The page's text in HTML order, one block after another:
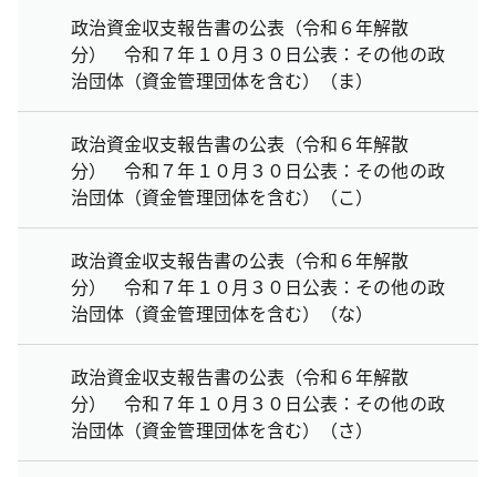
政治資金収支報告書の公表（令和６年解散
分） 令和７年１０月３０日公表：その他の政
治団体（資金管理団体を含む）（ま）
政治資金収支報告書の公表（令和６年解散
分） 令和７年１０月３０日公表：その他の政
治団体（資金管理団体を含む）（こ）
政治資金収支報告書の公表（令和６年解散
分） 令和７年１０月３０日公表：その他の政
治団体（資金管理団体を含む）（な）
政治資金収支報告書の公表（令和６年解散
分） 令和７年１０月３０日公表：その他の政
治団体（資金管理団体を含む）（さ）